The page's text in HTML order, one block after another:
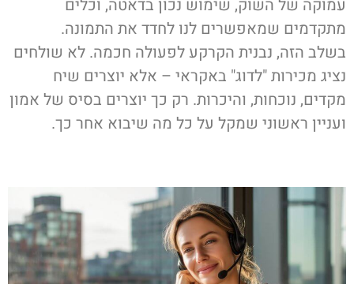
עמוקה של השוק, שימוש נכון בדאטה, וכלים
מתקדמים שמאפשרים לנו לחדד את התמונה.
בשלב הזה, נבנית הקרקע לפעולה חכמה. לא שולחים
נציג מכירות "לדוג" באקראי – אלא יוצרים שיח
מקדים, נוכחות, והיכרות. רק כך יוצרים בסיס של אמון
ועניין ראשוני שמקל על כל מה שיבוא אחר כך.